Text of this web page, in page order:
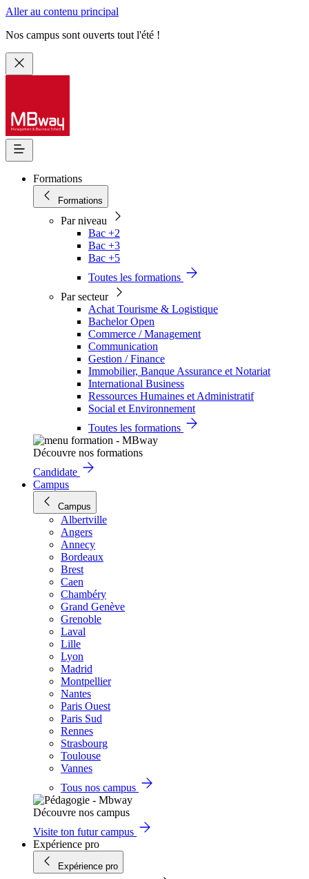
Aller au contenu principal
Nos campus sont ouverts tout l'été !
Formations
Formations
Par niveau
Bac +2
Bac +3
Bac +5
Toutes les formations
Par secteur
Achat Tourisme & Logistique
Bachelor Open
Commerce / Management
Communication
Gestion / Finance
Immobilier, Banque Assurance et Notariat
International Business
Ressources Humaines et Administratif
Social et Environnement
Toutes les formations
Découvre nos formations
Candidate
Campus
Campus
Albertville
Angers
Annecy
Bordeaux
Brest
Caen
Chambéry
Grand Genève
Grenoble
Laval
Lille
Lyon
Madrid
Montpellier
Nantes
Paris Ouest
Paris Sud
Rennes
Strasbourg
Toulouse
Vannes
Tous nos campus
Découvre nos campus
Visite ton futur campus
Expérience pro
Expérience pro